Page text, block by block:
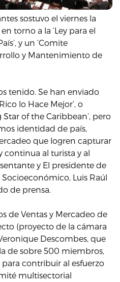
sostuvo el viernes la
torno a la ‘Ley para el
y un ‘Comite
y Mantenimiento de
tenido. Se han enviado
lo Hace Mejor’, o
of the Caribbean’, pero
identidad de país,
que logren capturar
continua al turista y al
y El presidente de
Luis Raúl
de prensa.
de Ventas y Mercadeo de
(proyecto de la cámara
Descombes, que
de sobre 500 miembros,
contribuir al esfuerzo
multisectorial